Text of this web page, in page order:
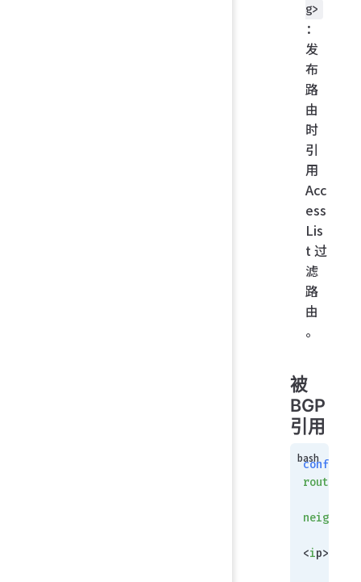
g>
：
发
布
路
由
时
引
用
Acc
ess
Lis
t 过
滤
路
由
。
被
BGP
引用
config
router
neighbor
<ip>